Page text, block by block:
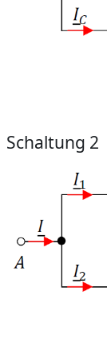
Schaltung 2